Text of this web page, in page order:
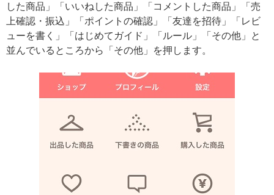
した商品」「いいねした商品」「コメントした商品」「売
上確認・振込」「ポイントの確認」「友達を招待」「レビ
ューを書く」「はじめてガイド」「ルール」「その他」と
並んでいるところから「その他」を押します。